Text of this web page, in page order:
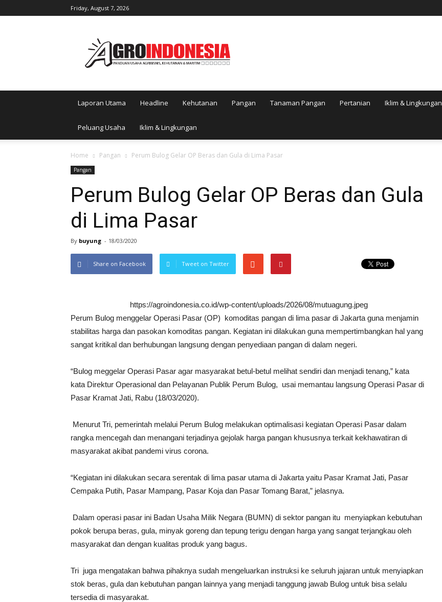
Friday, August 7, 2026
Laporan Utama Headline Kehutanan Pangan Tanaman Pangan Pertanian Iklim & Lingkungan
Peluang Usaha Iklim & Lingkungan
Home Pangan Perum Bulog Gelar OP Beras dan Gula di Lima Pasar
Pangan
Perum Bulog Gelar OP Beras dan Gula
di Lima Pasar
By buyung - 18/03/2020
Share on Facebook Tweet on Twitter
https://agroindonesia.co.id/wp-content/uploads/2026/08/mutuagung.jpeg
Perum Bulog menggelar Operasi Pasar (OP) komoditas pangan di lima pasar di Jakarta guna menjamin
stabilitas harga dan pasokan komoditas pangan. Kegiatan ini dilakukan guna mempertimbangkan hal yang
sangat kritikal dan berhubungan langsung dengan penyediaan pangan di dalam negeri.
“Bulog meggelar Operasi Pasar agar masyarakat betul-betul melihat sendiri dan menjadi tenang,” kata
kata Direktur Operasional dan Pelayanan Publik Perum Bulog, usai memantau langsung Operasi Pasar di
Pasar Kramat Jati, Rabu (18/03/2020).
Menurut Tri, pemerintah melalui Perum Bulog melakukan optimalisasi kegiatan Operasi Pasar dalam
rangka mencegah dan menangani terjadinya gejolak harga pangan khususnya terkait kekhawatiran di
masyarakat akibat pandemi virus corona.
“Kegiatan ini dilakukan secara serentak di lima pasar utama di Jakarta yaitu Pasar Kramat Jati, Pasar
Cempaka Putih, Pasar Mampang, Pasar Koja dan Pasar Tomang Barat,” jelasnya.
Dalam operasi pasar ini Badan Usaha Milik Negara (BUMN) di sektor pangan itu menyiapkan kebutuhan
pokok berupa beras, gula, minyak goreng dan tepung terigu dengan harga yang sangat terjangkau oleh
masyarakat dan dengan kualitas produk yang bagus.
Tri juga mengatakan bahwa pihaknya sudah mengeluarkan instruksi ke seluruh jajaran untuk menyiapkan
stok beras, gula dan kebutuhan pangan lainnya yang menjadi tanggung jawab Bulog untuk bisa selalu
tersedia di masyarakat.